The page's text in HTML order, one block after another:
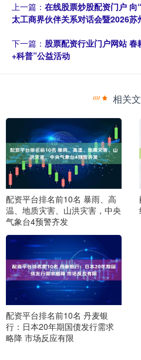
上一篇： 在线股票炒股配资门户
太工商界伙伴关系对话会暨2026苏
下一篇： 股票配资行业门户网站
+科普”公益活动
相关
配资平台排名前10名 暴雨、高
温、地质灾害、山洪灾害，中央
气象台4预警齐发
配资平台排名前10名 丹麦银
行：日本20年期国债发行需求
略降 市场反应有限